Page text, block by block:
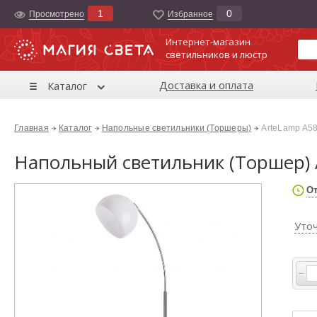
Просмотрено 1 Избранноe 0
Интернет-магазин
светильников и люстр
Каталог Доставка и оплата
Главная Каталог Напольные светильники (Торшеры) ArteLamp
Напольный светильник (Торшер)